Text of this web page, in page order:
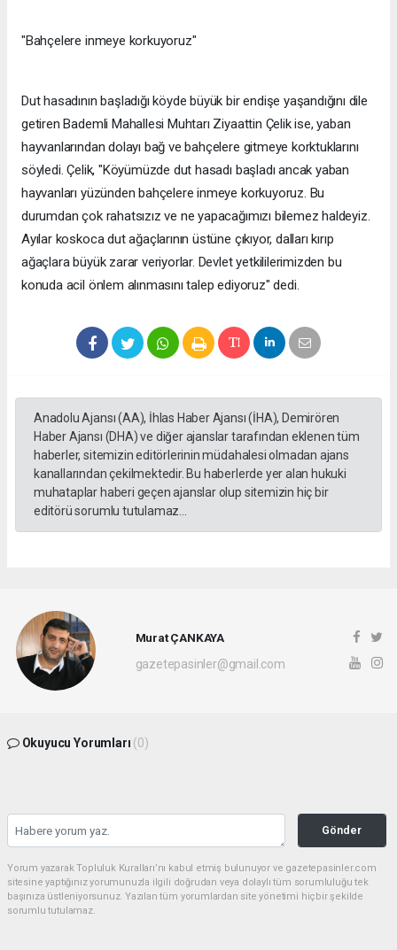
"Bahçelere inmeye korkuyoruz"
Dut hasadının başladığı köyde büyük bir endişe yaşandığını dile
getiren Bademli Mahallesi Muhtarı Ziyaattin Çelik ise, yaban
hayvanlarından dolayı bağ ve bahçelere gitmeye korktuklarını
söyledi. Çelik, "Köyümüzde dut hasadı başladı ancak yaban
hayvanları yüzünden bahçelere inmeye korkuyoruz. Bu
durumdan çok rahatsızız ve ne yapacağımızı bilemez haldeyiz.
Ayılar koskoca dut ağaçlarının üstüne çıkıyor, dalları kırıp
ağaçlara büyük zarar veriyorlar. Devlet yetkililerimizden bu
konuda acil önlem alınmasını talep ediyoruz" dedi.
Anadolu Ajansı (AA), İhlas Haber Ajansı (İHA), Demirören
Haber Ajansı (DHA) ve diğer ajanslar tarafından eklenen tüm
haberler, sitemizin editörlerinin müdahalesi olmadan ajans
kanallarından çekilmektedir. Bu haberlerde yer alan hukuki
muhataplar haberi geçen ajanslar olup sitemizin hiç bir
editörü sorumlu tutulamaz...
Murat ÇANKAYA
gazetepasinler@gmail.com
Okuyucu Yorumları (0)
Gönder
Yorum yazarak Topluluk Kuralları’nı kabul etmiş bulunuyor ve gazetepasinler.com
sitesine yaptığınız yorumunuzla ilgili doğrudan veya dolaylı tüm sorumluluğu tek
başınıza üstleniyorsunuz. Yazılan tüm yorumlardan site yönetimi hiçbir şekilde
sorumlu tutulamaz.